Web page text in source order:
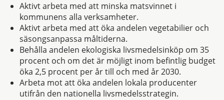
Aktivt arbeta med att minska matsvinnet i
kommunens alla verksamheter.
Aktivt arbeta med att öka andelen vegetabilier och
säsongsanpassa måltiderna.
Behålla andelen ekologiska livsmedelsinköp om 35
procent och om det är möjligt inom befintlig budget
öka 2,5 procent per år till och med år 2030.
Arbeta mot att öka andelen lokala producenter
utifrån den nationella livsmedelsstrategin.